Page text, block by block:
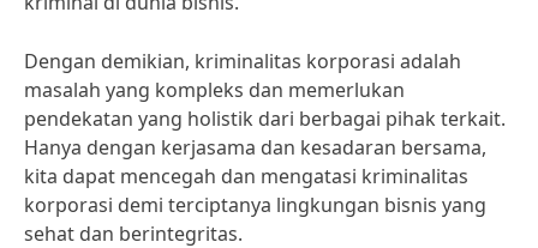
Dengan demikian, kriminalitas korporasi adalah
masalah yang kompleks dan memerlukan
pendekatan yang holistik dari berbagai pihak terkait.
Hanya dengan kerjasama dan kesadaran bersama,
kita dapat mencegah dan mengatasi kriminalitas
korporasi demi terciptanya lingkungan bisnis yang
sehat dan berintegritas.